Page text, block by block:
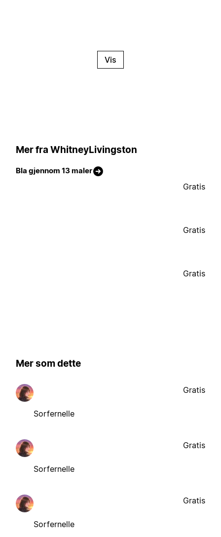
Vis
Mer fra WhitneyLivingston
Bla gjennom 13 maler
Gratis
Gratis
Gratis
Mer som dette
Sorfernelle
Gratis
Sorfernelle
Gratis
Sorfernelle
Gratis